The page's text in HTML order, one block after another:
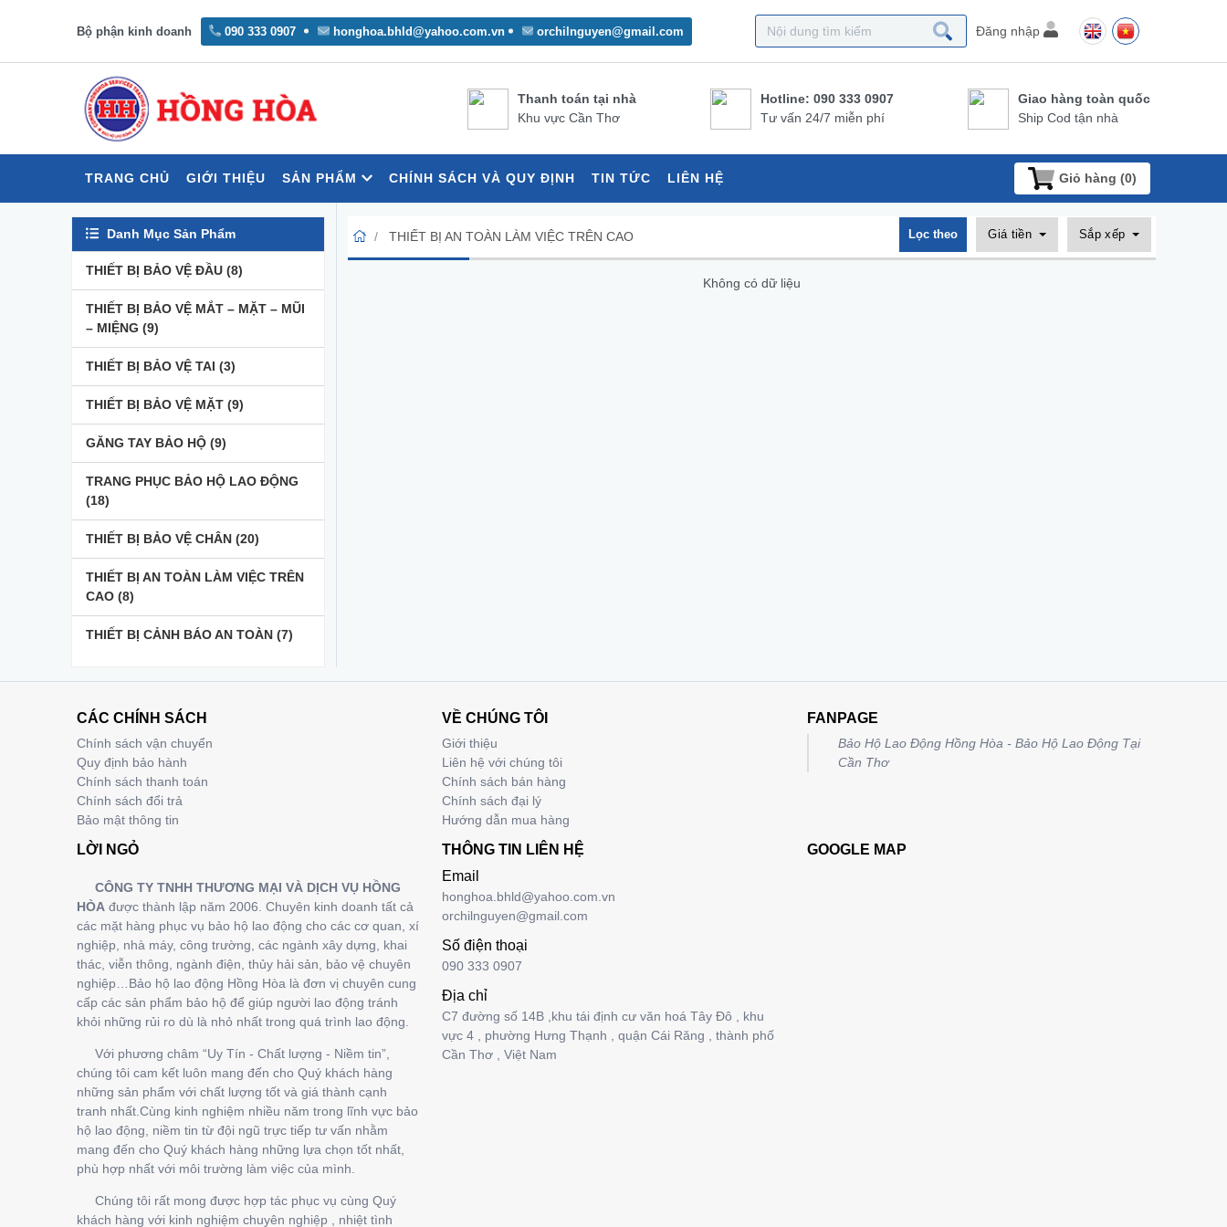
Bộ phận kinh doanh 090 333 0907 honghoa.bhld@yahoo.com.vn orchilnguyen@gmail.com Đăng nhập
Thanh toán tại nhà
Khu vực Cần Thơ
Hotline: 090 333 0907
Tư vấn 24/7 miễn phí
Giao hàng toàn quốc
Ship Cod tận nhà
TRANG CHỦ GIỚI THIỆU SẢN PHẨM CHÍNH SÁCH VÀ QUY ĐỊNH TIN TỨC LIÊN HỆ Giỏ hàng (0)
Danh Mục Sản Phẩm
THIẾT BỊ BẢO VỆ ĐẦU (8)
THIẾT BỊ BẢO VỆ MẮT – MẶT – MŨI
– MIỆNG (9)
THIẾT BỊ BẢO VỆ TAI (3)
THIẾT BỊ BẢO VỆ MẶT (9)
GĂNG TAY BẢO HỘ (9)
TRANG PHỤC BẢO HỘ LAO ĐỘNG
(18)
THIẾT BỊ BẢO VỆ CHÂN (20)
THIẾT BỊ AN TOÀN LÀM VIỆC TRÊN
CAO (8)
THIẾT BỊ CẢNH BÁO AN TOÀN (7)
THIẾT BỊ AN TOÀN LÀM VIỆC TRÊN CAO Lọc theo Giá tiền Sắp xếp
Không có dữ liệu
CÁC CHÍNH SÁCH
Chính sách vận chuyển
Quy định bảo hành
Chính sách thanh toán
Chính sách đổi trả
Bảo mật thông tin
VỀ CHÚNG TÔI
Giới thiệu
Liên hệ với chúng tôi
Chính sách bán hàng
Chính sách đại lý
Hướng dẫn mua hàng
FANPAGE
Bảo Hộ Lao Động Hồng Hòa - Bảo Hộ Lao Động Tại
Cần Thơ
LỜI NGỎ
CÔNG TY TNHH THƯƠNG MẠI VÀ DỊCH VỤ HỒNG
HÒA được thành lập năm 2006. Chuyên kinh doanh tất cả
các mặt hàng phục vụ bảo hộ lao động cho các cơ quan, xí
nghiệp, nhà máy, công trường, các ngành xây dựng, khai
thác, viễn thông, ngành điện, thủy hải sản, bảo vệ chuyên
nghiệp…Bảo hộ lao động Hồng Hòa là đơn vị chuyên cung
cấp các sản phẩm bảo hộ để giúp người lao động tránh
khỏi những rủi ro dù là nhỏ nhất trong quá trình lao động.
Với phương châm “Uy Tín - Chất lượng - Niềm tin”,
chúng tôi cam kết luôn mang đến cho Quý khách hàng
những sản phẩm với chất lượng tốt và giá thành cạnh
tranh nhất.Cùng kinh nghiệm nhiều năm trong lĩnh vực bảo
hộ lao động, niềm tin từ đội ngũ trực tiếp tư vấn nhằm
mang đến cho Quý khách hàng những lựa chọn tốt nhất,
phù hợp nhất với môi trường làm việc của mình.
Chúng tôi rất mong được hợp tác phục vụ cùng Quý
khách hàng với kinh nghiệm chuyên nghiệp , nhiệt tình
THÔNG TIN LIÊN HỆ
Email
honghoa.bhld@yahoo.com.vn
orchilnguyen@gmail.com
Số điện thoại
090 333 0907
Địa chỉ
C7 đường số 14B ,khu tái định cư văn hoá Tây Đô , khu
vực 4 , phường Hưng Thạnh , quận Cái Răng , thành phố
Cần Thơ , Việt Nam
GOOGLE MAP